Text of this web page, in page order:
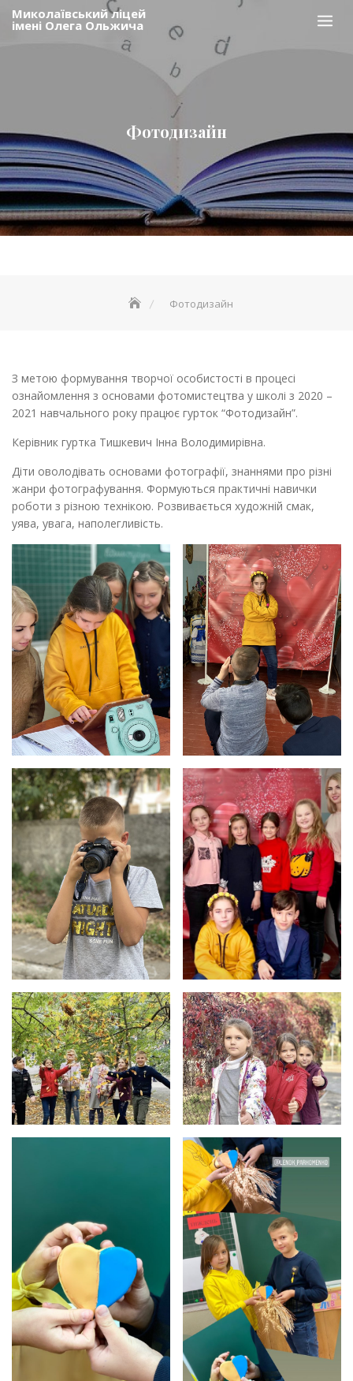
SkipМиколаївський ліцей
імені Олега Ольжича
Фотодизайн
Фотодизайн
З метою формування творчої особистості в процесі
ознайомлення з основами фотомистецтва у школі з 2020 –
2021 навчального року працює гурток “Фотодизайн”.
Керівник гуртка Тишкевич Інна Володимирівна.
Діти оволодівать основами фотографії, знаннями про різні
жанри фотографування. Формуються практичні навички
роботи з різною технікою. Розвивається художній смак,
уява, увага, наполегливість.